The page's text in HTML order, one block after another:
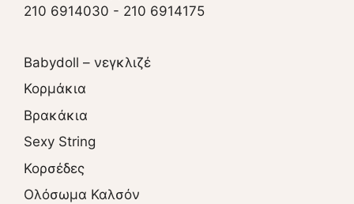
210 6914030 - 210 6914175
Babydoll – νεγκλιζέ
Κορμάκια
Βρακάκια
Sexy String
Κορσέδες
Ολόσωμα Καλσόν